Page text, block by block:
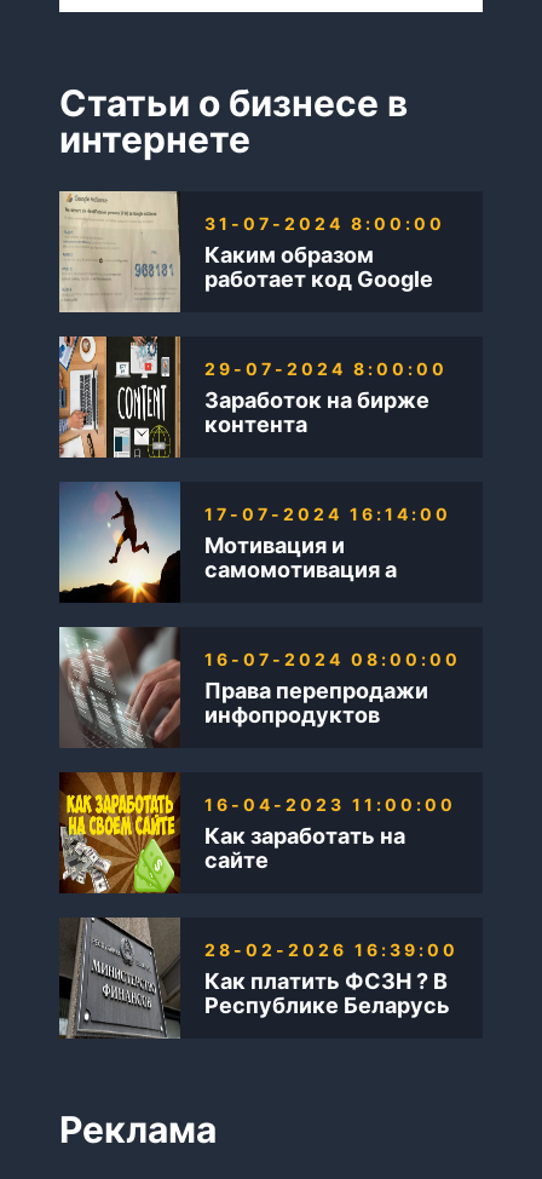
Статьи о бизнесе в
интернете
Каким образом
работает код Google
31-07-2024 8:00:00
Заработок на бирже
контента
29-07-2024 8:00:00
Мотивация и
самомотивация а
17-07-2024 16:14:00
Права перепродажи
инфопродуктов
16-07-2024 08:00:00
Как заработать на
сайте
16-04-2023 11:00:00
Как платить ФСЗН ? В
Республике Беларусь
28-02-2026 16:39:00
Реклама